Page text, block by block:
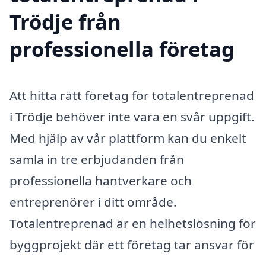
Trödje från
professionella företag
Att hitta rätt företag för totalentreprenad
i Trödje behöver inte vara en svår uppgift.
Med hjälp av vår plattform kan du enkelt
samla in tre erbjudanden från
professionella hantverkare och
entreprenörer i ditt område.
Totalentreprenad är en helhetslösning för
byggprojekt där ett företag tar ansvar för